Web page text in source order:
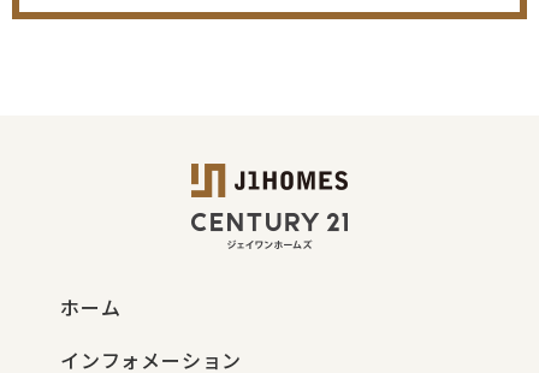
ホーム
インフォメーション